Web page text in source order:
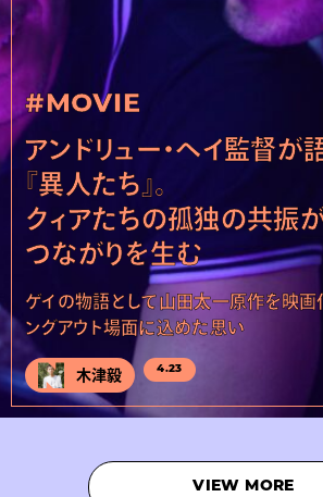
#MOVIE
アンドリュー・ヘイ監督が
『異人たち』。
クィアたちの孤独の共振が
つながりを生む
ゲイの物語として山田太一原作を映画
ングアウト場面に込めた思い
木津毅 4.23
VIEW MORE